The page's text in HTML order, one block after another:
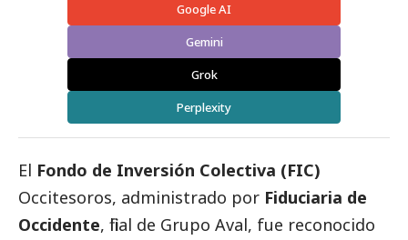
Google AI
Gemini
Grok
Perplexity
El Fondo de Inversión Colectiva (FIC)
Occitesoros, administrado por Fiduciaria de
Occidente, filial de Grupo Aval, fue reconocido